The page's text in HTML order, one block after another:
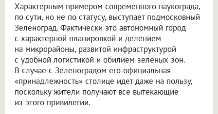
Характерным примером современного наукограда,
по сути, но не по статусу, выступает подмосковный
Зеленоград. Фактически это автономный город
с характерной планировкой и делением
на микрорайоны, развитой инфраструктурой
с удобной логистикой и обилием зеленых зон.
В случае с Зеленоградом его официальная
«принадлежность» столице идет даже на пользу,
поскольку жители получают все вытекающие
из этого привилегии.